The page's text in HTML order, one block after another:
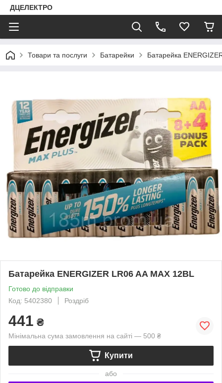
ДЦЕЛЕКТРО
Товари та послуги Батарейки Батарейка
Батарейка ENERGIZER LR06 AA MAX 12BL
Готово до відправки
Код: 5402380
Роздріб
441 ₴
Мінімальна сума замовлення на сайті — 500 ₴
Купити
або